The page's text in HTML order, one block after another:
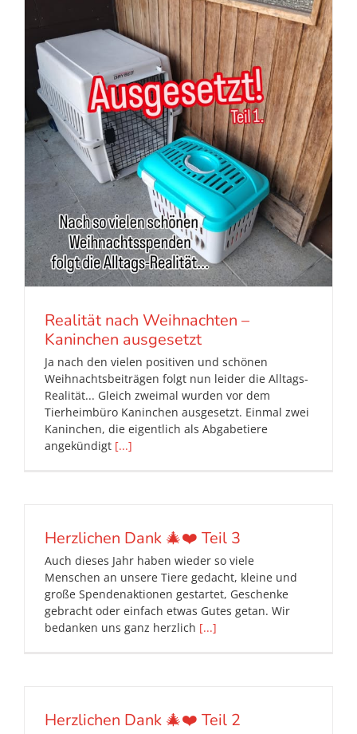
Realität nach Weihnachten –
Kaninchen ausgesetzt
Ja nach den vielen positiven und schönen
Weihnachtsbeiträgen folgt nun leider die Alltags-
Realität... Gleich zweimal wurden vor dem
Tierheimbüro Kaninchen ausgesetzt. Einmal zwei
Kaninchen, die eigentlich als Abgabetiere
angekündigt [...]
Herzlichen Dank 🎄❤️ Teil 3
Auch dieses Jahr haben wieder so viele
Menschen an unsere Tiere gedacht, kleine und
große Spendenaktionen gestartet, Geschenke
gebracht oder einfach etwas Gutes getan. Wir
bedanken uns ganz herzlich [...]
Herzlichen Dank 🎄❤️ Teil 2